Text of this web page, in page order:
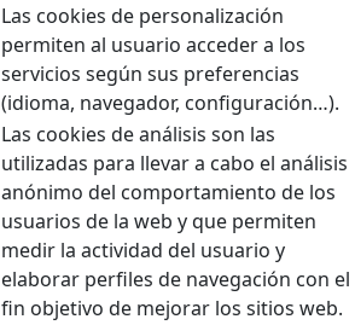
Las cookies de personalización
permiten al usuario acceder a los
servicios según sus preferencias
(idioma, navegador, configuración…).
Las cookies de análisis son las
utilizadas para llevar a cabo el análisis
anónimo del comportamiento de los
usuarios de la web y que permiten
medir la actividad del usuario y
elaborar perfiles de navegación con el
fin objetivo de mejorar los sitios web.